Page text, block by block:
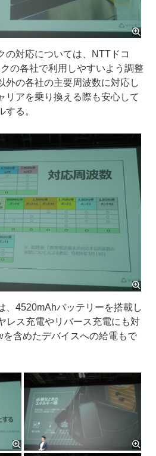
対応については、NTTドコ
の各社で利用しやすいよう調整
外の各社の主要周波数に対応し
リアを乗り換える際も安心して
る。
4520mAhバッテリーを搭載し
レス充電やリバース充電にも対
含めたデバイスへの給電もで